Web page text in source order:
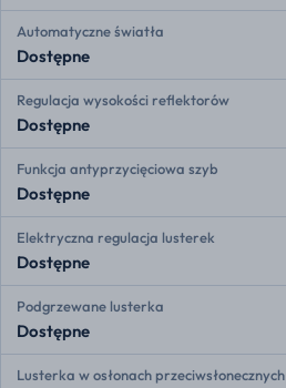
Automatyczne światła
Dostępne
Regulacja wysokości reflektorów
Dostępne
Funkcja antyprzycięciowa szyb
Dostępne
Elektryczna regulacja lusterek
Dostępne
Podgrzewane lusterka
Dostępne
Lusterka w osłonach przeciwsłonecznych